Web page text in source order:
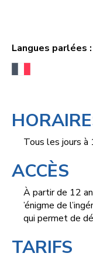
Langues parlées :
Tous les jours
ACCÈS
À partir de 12
’énigme de
qui permet de
TARIFS